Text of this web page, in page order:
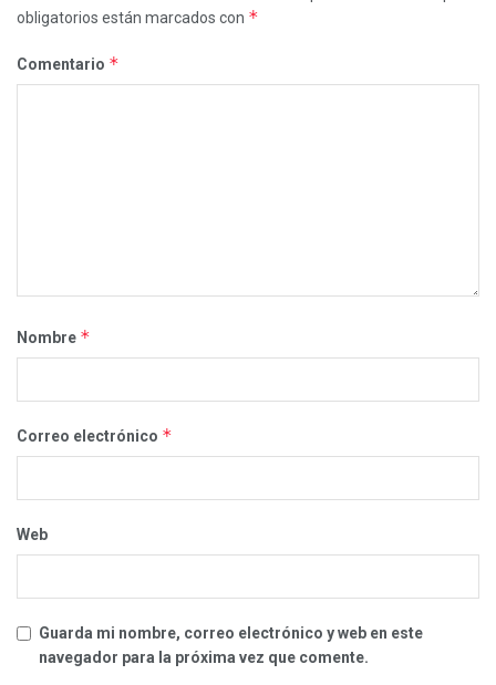
obligatorios están marcados con *
Comentario *
Nombre *
Correo electrónico *
Web
Guarda mi nombre, correo electrónico y web en este
navegador para la próxima vez que comente.